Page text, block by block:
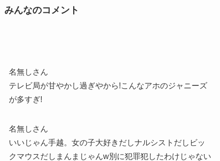
みんなのコメント
名無しさん
テレビ局が甘やかし過ぎやから!こんなアホのジャニーズ
が多すぎ!
名無しさん
いいじゃん手越。女の子大好きだしナルシストだしビッ
クマウスだしまんまじゃんw別に犯罪犯したわけじゃない